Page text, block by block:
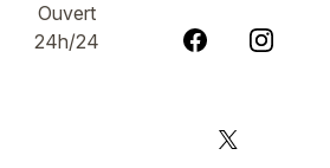
Ouvert
24h/24